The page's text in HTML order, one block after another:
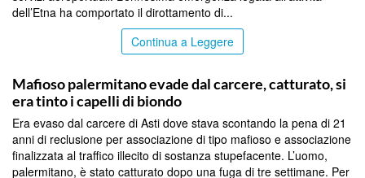
dell’Etna ha comportato il dirottamento di...
Continua a Leggere
Mafioso palermitano evade dal carcere, catturato, si
era tinto i capelli di biondo
Era evaso dal carcere di Asti dove stava scontando la pena di 21
anni di reclusione per associazione di tipo mafioso e associazione
finalizzata al traffico illecito di sostanza stupefacente. L’uomo,
palermitano, è stato catturato dopo una fuga di tre settimane. Per